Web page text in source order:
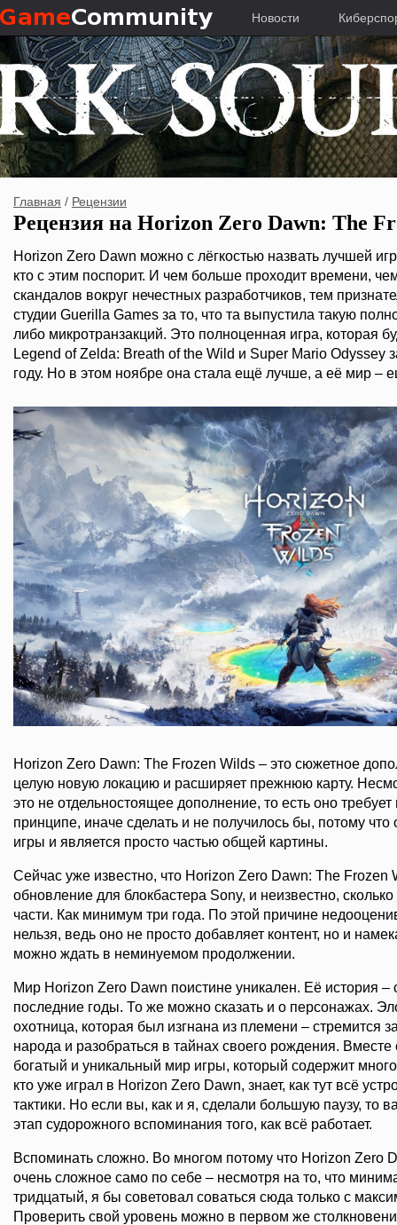
Новости
Главная / Рецензии
Рецензия на Horizon Zero Dawn: The
Horizon Zero Dawn можно с лёгкостью назвать лучшей
кто с этим поспорит. И чем больше проходит времени,
скандалов вокруг нечестных разработчиков, тем
студии Guerilla Games за то, что та выпустила такую
либо микротранзакций. Это полноценная игра, которая
Legend of Zelda: Breath of the Wild и Super Mario Odyssey
году. Но в этом ноябре она стала ещё лучше, а её мир –
Horizon Zero Dawn: The Frozen Wilds – это сюжетное
целую новую локацию и расширяет прежнюю карту.
это не отдельностоящее дополнение, то есть оно
принципе, иначе сделать и не получилось бы, потому что
игры и является просто частью общей картины.
Сейчас уже известно, что Horizon Zero Dawn: The Frozen
обновление для блокбастера Sony, и неизвестно,
части. Как минимум три года. По этой причине
нельзя, ведь оно не просто добавляет контент, но и
можно ждать в неминуемом продолжении.
Мир Horizon Zero Dawn поистине уникален. Её история –
последние годы. То же можно сказать и о персонажах.
охотница, которая был изгнана из племени – стремится
народа и разобраться в тайнах своего рождения. Вместе
богатый и уникальный мир игры, который содержит
кто уже играл в Horizon Zero Dawn, знает, как тут всё
тактики. Но если вы, как и я, сделали большую паузу, то
этап судорожного вспоминания того, как всё работает.
Вспоминать сложно. Во многом потому что Horizon Zero
очень сложное само по себе – несмотря на то, что
тридцатый, я бы советовал соваться сюда только с
Проверить свой уровень можно в первом же